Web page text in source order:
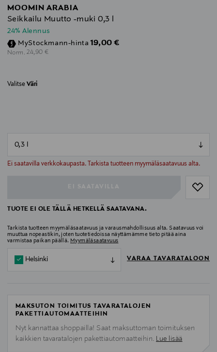
MOOMIN ARABIA
Seikkailu Muutto -muki 0,3 l
24% Alennus
MyStockmann-hinta Discounted Price
19,00 €
Norm. Original Price
24,90 €
Valitse Väri
Ei saatavilla verkkokaupasta. Tarkista tuotteen myymäläsaatavuus alta.
null
TUOTE EI OLE TÄLLÄ HETKELLÄ SAATAVANA.
Tarkista tuotteen myymäläsaatavuus ja varausmahdollisuus alta. Saatavuus voi
muuttua nopeastikin, joten tuotetiedoissa näyttämämme tieto pitää aina
varmistaa paikan päällä. Myymäläsaatavuus
Helsinki VARAA TAVARATALOON
MAKSUTON TOIMITUS TAVARATALOJEN
PAKETTIAUTOMAATTEIHIN
Nyt kannattaa shoppailla! Saat maksuttoman toimituksen
kaikkien tavaratalojen pakettiautomaatteihin. Lue lisää